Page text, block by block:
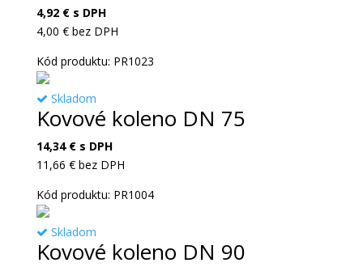
4,92 €s DPH
4,00 €bez DPH
Kód produktu: PR1023
Skladom
Kovové koleno DN 75
14,34 €s DPH
11,66 €bez DPH
Kód produktu: PR1004
Skladom
Kovové koleno DN 90